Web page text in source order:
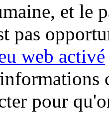
et le
pas
web activé
pour